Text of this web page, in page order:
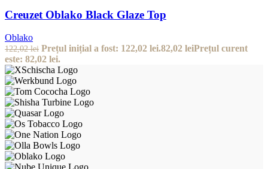
Creuzet Oblako Black Glaze Top
Oblako
122,02lei Prețul inițial a fost: 122,02 lei.82,02 leiPrețul curent
este: 82,02 lei.